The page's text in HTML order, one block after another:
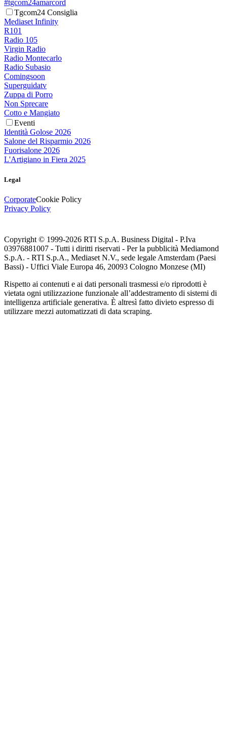
#tgcom24amarcord
Tgcom24 Consiglia
Mediaset Infinity
R101
Radio 105
Virgin Radio
Radio Montecarlo
Radio Subasio
Comingsoon
Superguidatv
Zuppa di Porro
Non Sprecare
Cotto e Mangiato
Eventi
Identità Golose 2026
Salone del Risparmio 2026
Fuorisalone 2026
L'Artigiano in Fiera 2025
Legal
CorporateCookie Policy
Privacy Policy
Copyright © 1999-2026 RTI S.p.A. Business Digital - P.Iva
03976881007 - Tutti i diritti riservati - Per la pubblicità Mediamond
S.p.A. - RTI S.p.A., Mediaset N.V., sede legale Amsterdam (Paesi
Bassi) - Uffici Viale Europa 46, 20093 Cologno Monzese (MI)
Rispetto ai contenuti e ai dati personali trasmessi e/o riprodotti è
vietata ogni utilizzazione funzionale all’addestramento di sistemi di
intelligenza artificiale generativa. È altresì fatto divieto espresso di
utilizzare mezzi automatizzati di data scraping.